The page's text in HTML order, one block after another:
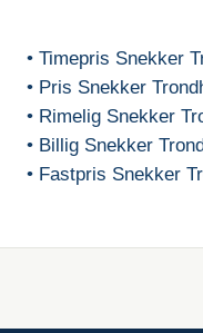
• Timepris Snekker
• Pris Snekker
• Rimelig Snekker
• Billig Snekker
• Fastpris Snekker